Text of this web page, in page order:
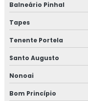
Forno a lenha grande
Forno à lenha inox
Forno a lenha moderno
Forno para pão
Balneário Pinhal
Tapes
Tenente Portela
Santo Augusto
Nonoai
Bom Princípio